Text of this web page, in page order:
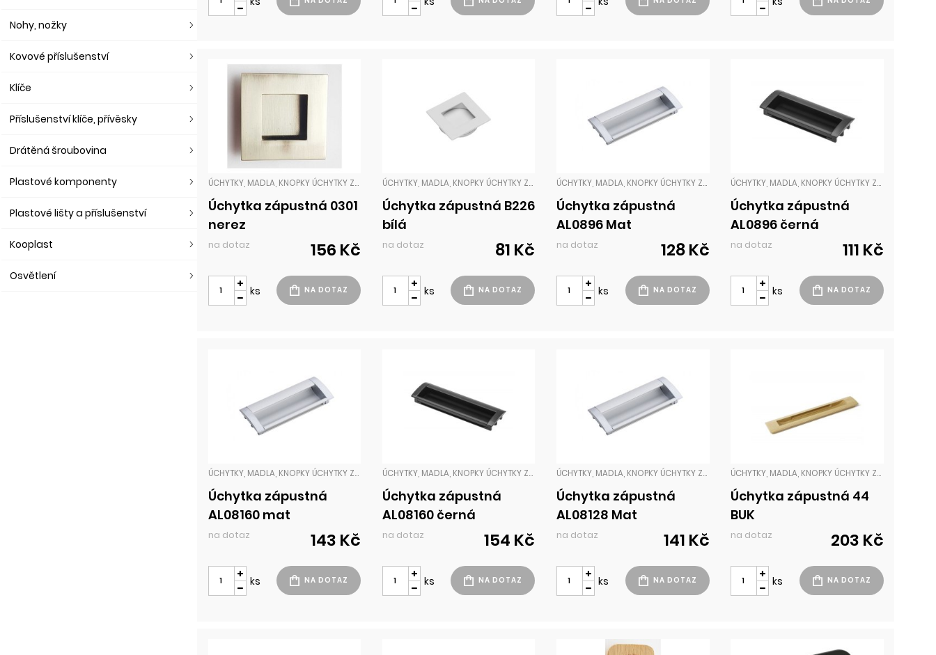
ÚCHYTKY, MADLA, KNOPKY ÚCHYTKY ZADLABACÍ
Úchytka zápustná 0301
nerez
na dotaz 156 Kč
ks
ÚCHYTKY, MADLA, KNOPKY ÚCHYTKY ZADLABACÍ
Úchytka zápustná B226
bílá
na dotaz 81 Kč
ks
ÚCHYTKY, MADLA, KNOPKY ÚCHYTKY ZADLABACÍ
Úchytka zápustná
AL0896 Mat
na dotaz 128 Kč
ks
ÚCHYTKY, MADLA, KNOPKY ÚCHYTKY ZADLABACÍ
Úchytka zápustná
AL0896 černá
na dotaz 111 Kč
ks
ÚCHYTKY, MADLA, KNOPKY ÚCHYTKY ZADLABACÍ
Úchytka zápustná
AL08160 mat
na dotaz 143 Kč
ks
ÚCHYTKY, MADLA, KNOPKY ÚCHYTKY ZADLABACÍ
Úchytka zápustná
AL08160 černá
na dotaz 154 Kč
ks
ÚCHYTKY, MADLA, KNOPKY ÚCHYTKY ZADLABACÍ
Úchytka zápustná
AL08128 Mat
na dotaz 141 Kč
ks
ÚCHYTKY, MADLA, KNOPKY ÚCHYTKY ZADLABACÍ
Úchytka zápustná 44
BUK
na dotaz 203 Kč
ks
Nohy, nožky
Kovové příslušenství
Klíče
Příslušenství klíče, přívěsky
Drátěná šroubovina
Plastové komponenty
Plastové lišty a příslušenství
Kooplast
Osvětlení